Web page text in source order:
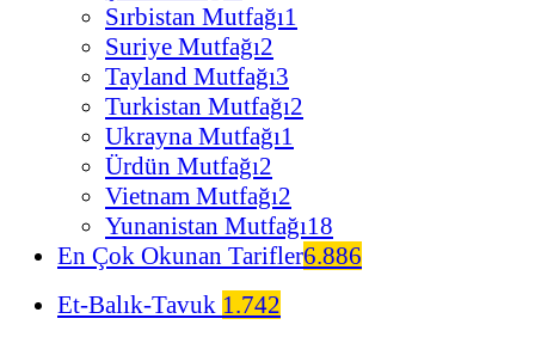
Sırbistan Mutfağı1
Suriye Mutfağı2
Tayland Mutfağı3
Turkistan Mutfağı2
Ukrayna Mutfağı1
Ürdün Mutfağı2
Vietnam Mutfağı2
Yunanistan Mutfağı18
En Çok Okunan Tarifler6.886
Et-Balık-Tavuk 1.742